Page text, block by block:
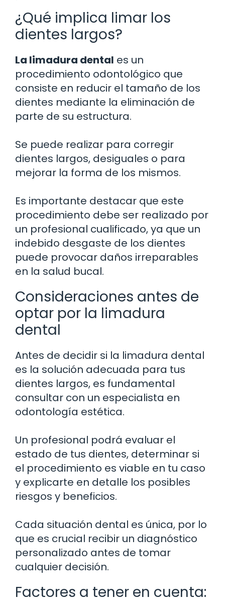
¿Qué implica limar los
dientes largos?
La limadura dental es un
procedimiento odontológico que
consiste en reducir el tamaño de los
dientes mediante la eliminación de
parte de su estructura.
Se puede realizar para corregir
dientes largos, desiguales o para
mejorar la forma de los mismos.
Es importante destacar que este
procedimiento debe ser realizado por
un profesional cualificado, ya que un
indebido desgaste de los dientes
puede provocar daños irreparables
en la salud bucal.
Consideraciones antes de
optar por la limadura
dental
Antes de decidir si la limadura dental
es la solución adecuada para tus
dientes largos, es fundamental
consultar con un especialista en
odontología estética.
Un profesional podrá evaluar el
estado de tus dientes, determinar si
el procedimiento es viable en tu caso
y explicarte en detalle los posibles
riesgos y beneficios.
Cada situación dental es única, por lo
que es crucial recibir un diagnóstico
personalizado antes de tomar
cualquier decisión.
Factores a tener en cuenta: